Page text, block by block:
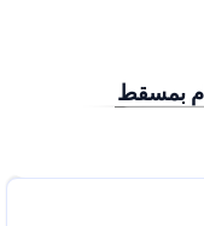
بمسقط
من الصور